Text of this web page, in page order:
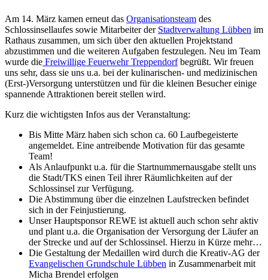
Am 14. März kamen erneut das Organisationsteam des
Schlossinsellaufes sowie Mitarbeiter der Stadtverwaltung Lübben im
Rathaus zusammen, um sich über den aktuellen Projektstand
abzustimmen und die weiteren Aufgaben festzulegen. Neu im Team
wurde die Freiwillige Feuerwehr Treppendorfbegrüßt. Wir freuen
uns sehr, dass sie uns u.a. bei der kulinarischen- und medizinischen
(Erst-)Versorgung unterstützen und für die kleinen Besucher einige
spannende Attraktionen bereit stellen wird.
Kurz die wichtigsten Infos aus der Veranstaltung:
Bis Mitte März haben sich schon ca. 60 Laufbegeisterte
angemeldet. Eine antreibende Motivation für das gesamte
Team!
Als Anlaufpunkt u.a. für die Startnummernausgabe stellt uns
die Stadt/TKS einen Teil ihrer Räumlichkeiten auf der
Schlossinsel zur Verfügung.
Die Abstimmung über die einzelnen Laufstrecken befindet
sich in der Feinjustierung.
Unser Hauptsponsor REWE ist aktuell auch schon sehr aktiv
und plant u.a. die Organisation der Versorgung der Läufer an
der Strecke und auf der Schlossinsel. Hierzu in Kürze mehr…
Die Gestaltung der Medaillen wird durch die Kreativ-AG der
Evangelischen Grundschule Lübben in Zusammenarbeit mit
Micha Brendel erfolgen